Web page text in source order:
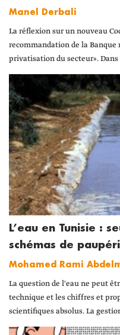
Manel Derbali
La réflexion sur un nouveau
recommandation de la
privatisation du secteur».
L’eau en Tunisie :
schémas de
Mohamed Rami
La question de l'eau ne peut
technique et les chiffres et
scientifiques absolus. La